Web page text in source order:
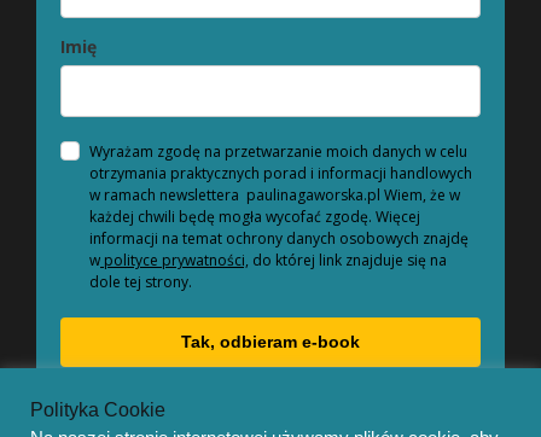
Imię
Wyrażam zgodę na przetwarzanie moich danych w celu
otrzymania praktycznych porad i informacji handlowych
w ramach newslettera paulinagaworska.pl Wiem, że w
każdej chwili będę mogła wycofać zgodę. Więcej
informacji na temat ochrony danych osobowych znajdę
w polityce prywatności, do której link znajduje się na
dole tej strony.
Tak, odbieram e-book
Polityka Cookie